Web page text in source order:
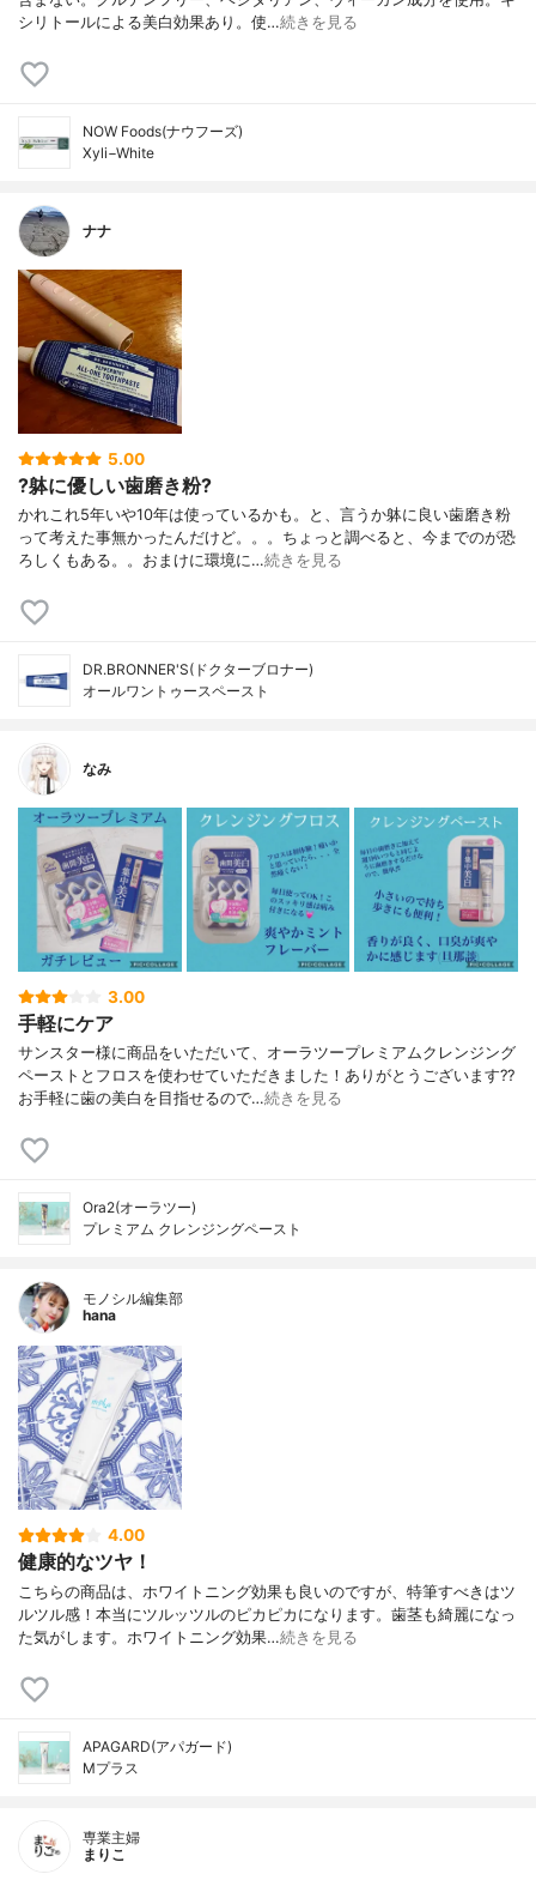
シリトールによる美白効果あり。使…続きを見る
NOW Foods(ナウフーズ)
Xyli−White
ナナ
5.00
?躰に優しい歯磨き粉?
かれこれ5年いや10年は使っているかも。と、言うか躰に良い歯磨き粉
って考えた事無かったんだけど。。。ちょっと調べると、今までのが恐
ろしくもある。。おまけに環境に…続きを見る
DR.BRONNER'S(ドクターブロナー)
オールワントゥースペースト
なみ
3.00
手軽にケア
サンスター様に商品をいただいて、オーラツープレミアムクレンジング
ペーストとフロスを使わせていただきました！ありがとうございます??
お手軽に歯の美白を目指せるので…続きを見る
Ora2(オーラツー)
プレミアム クレンジングペースト
モノシル編集部
hana
4.00
健康的なツヤ！
こちらの商品は、ホワイトニング効果も良いのですが、特筆すべきはツ
ルツル感！本当にツルッツルのピカピカになります。歯茎も綺麗になっ
た気がします。ホワイトニング効果…続きを見る
APAGARD(アパガード)
Mプラス
専業主婦
まりこ